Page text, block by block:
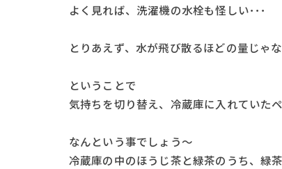
よく見れば、洗濯機の水栓も怪しい･･･
とりあえず、水が飛び散るほどの量じゃ
ということで
気持ちを切り替え、冷蔵庫に入れていた
なんという事でしょう～
冷蔵庫の中のほうじ茶と緑茶のうち、緑